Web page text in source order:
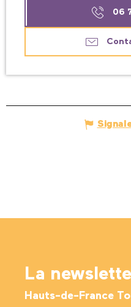
06
La
Hauts-de-France